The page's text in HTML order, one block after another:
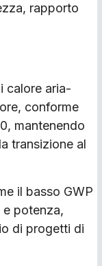
rapporto
calore aria-
conforme
mantenendo
transizione al
il basso GWP
potenza,
di progetti di